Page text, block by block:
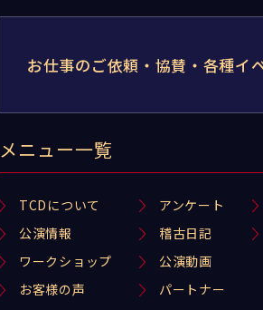
お仕事のご依頼・協賛・各種イ
メニュー一覧
TCDについて
公演情報
ワークショップ
お客様の声
アンケート
稽古日記
公演動画
パートナー